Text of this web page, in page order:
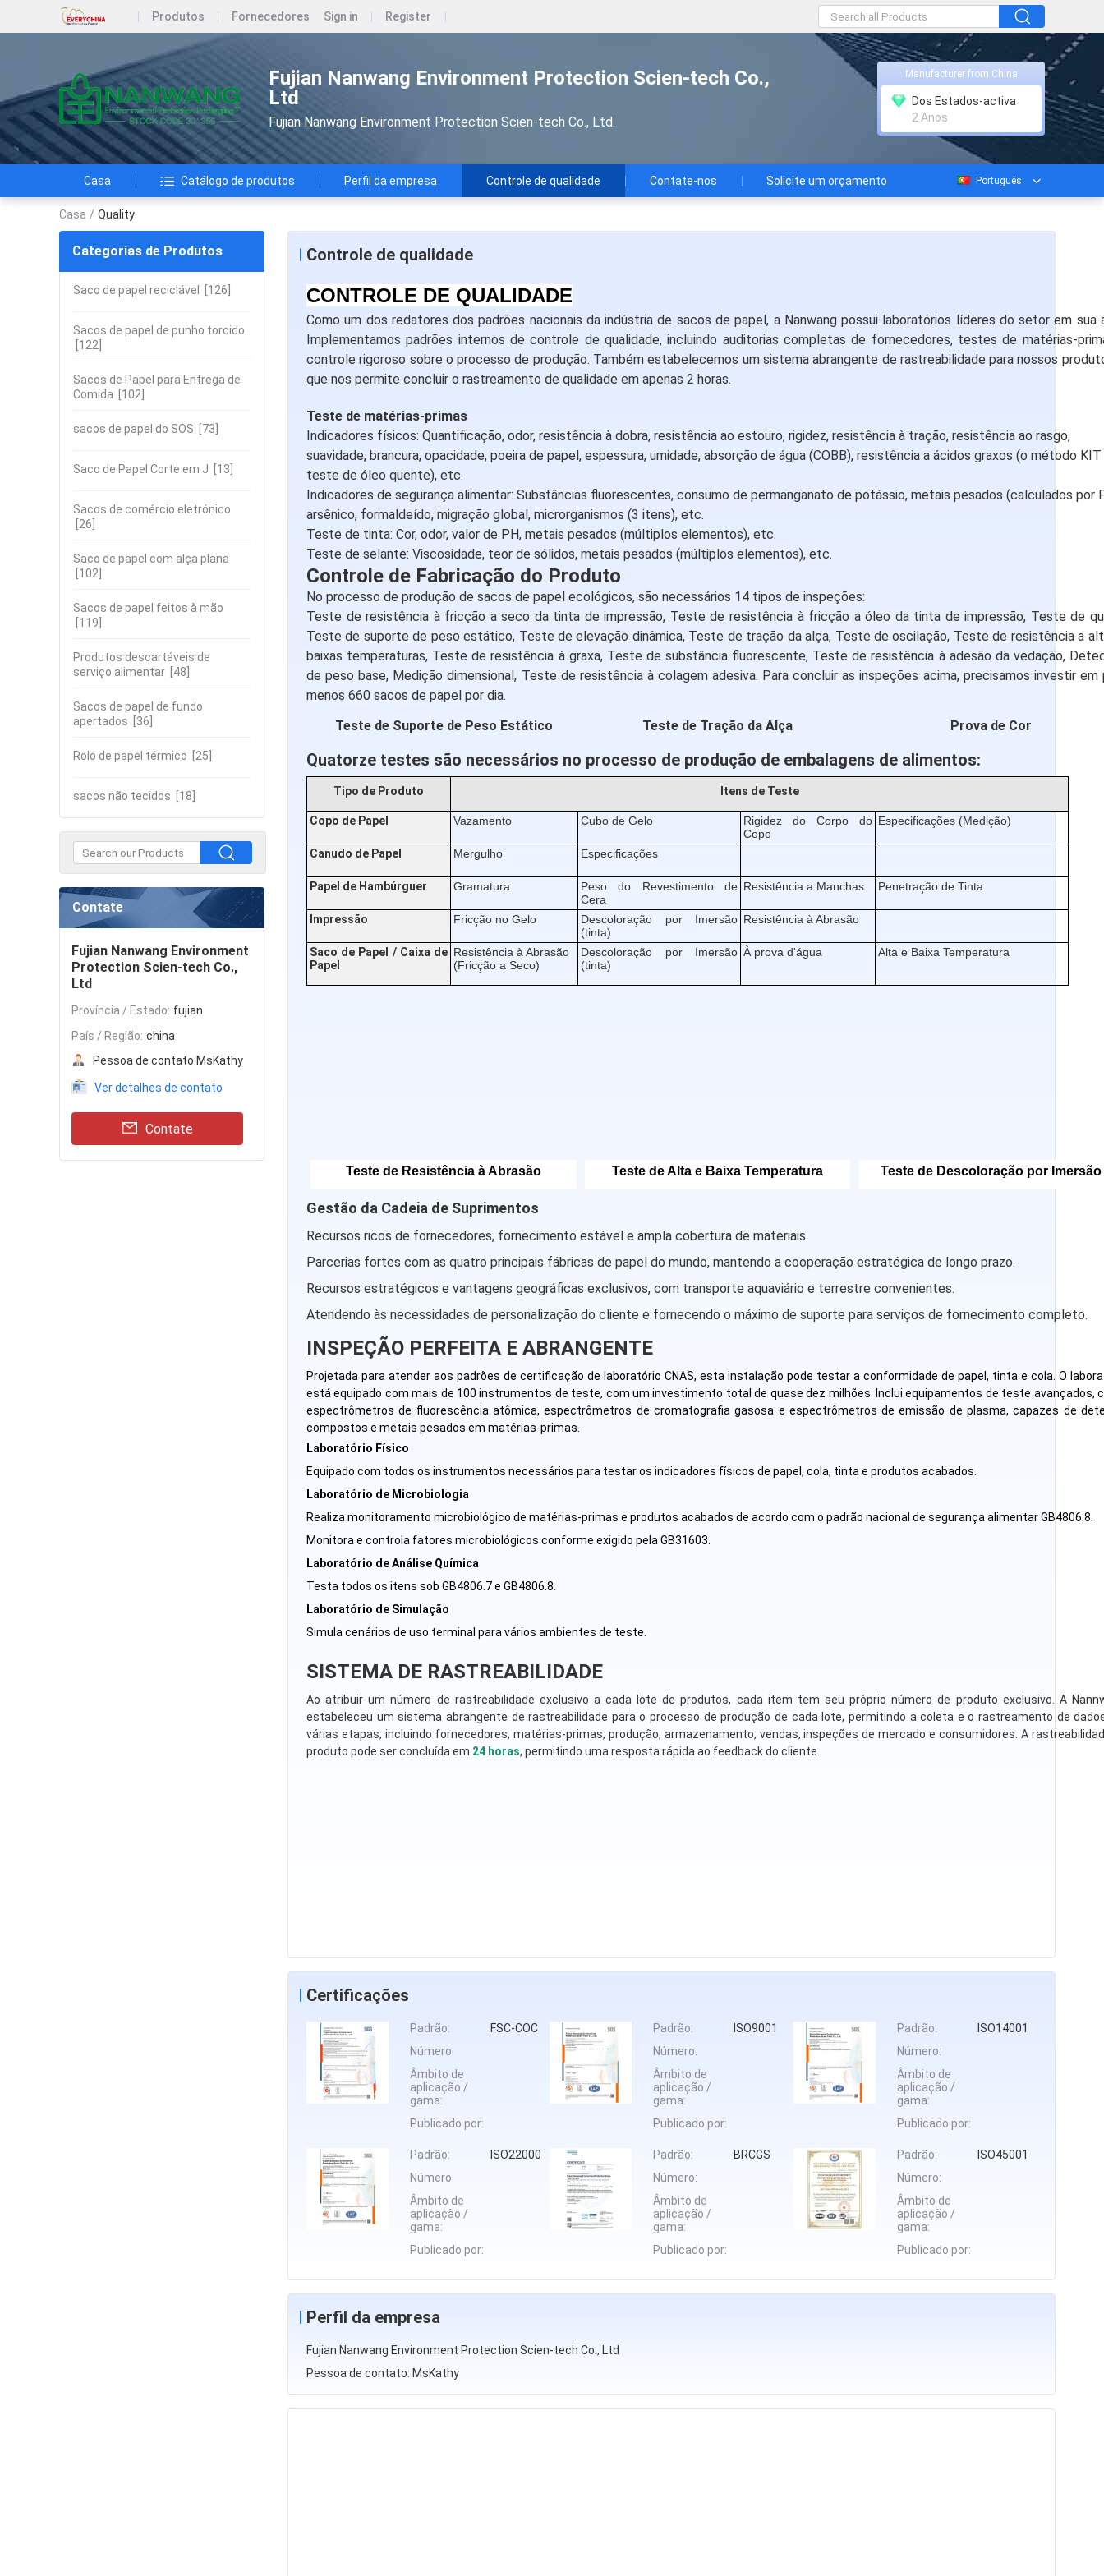
Produtos Fornecedores Sign in Register
Fujian Nanwang Environment Protection Scien-tech Co.,
Ltd
Fujian Nanwang Environment Protection Scien-tech Co., Ltd.
Manufacturer from China
Dos Estados-activa
2 Anos
Casa Catálogo de produtos Perfil da empresa Controle de qualidade Contate-nos Solicite um orçamento Português
Casa / Quality
Categorias de Produtos
Saco de papel reciclável [126]
Sacos de papel de punho torcido
[122]
Sacos de Papel para Entrega de
Comida [102]
sacos de papel do SOS [73]
Saco de Papel Corte em J [13]
Sacos de comércio eletrónico
[26]
Saco de papel com alça plana
[102]
Sacos de papel feitos à mão
[119]
Produtos descartáveis de
serviço alimentar [48]
Sacos de papel de fundo
apertados [36]
Rolo de papel térmico [25]
sacos não tecidos [18]
Contate
Fujian Nanwang Environment
Protection Scien-tech Co.,
Ltd
Província / Estado: fujian
País / Região: china
Pessoa de contato:MsKathy
Ver detalhes de contato
Contate
Controle de qualidade
CONTROLE DE QUALIDADE
Como um dos redatores dos padrões nacionais da indústria de sacos de papel, a Nanwang possui laboratórios líderes do setor em sua
Implementamos padrões internos de controle de qualidade, incluindo auditorias completas de fornecedores, testes de matérias-
controle rigoroso sobre o processo de produção. Também estabelecemos um sistema abrangente de rastreabilidade para nossos
que nos permite concluir o rastreamento de qualidade em apenas 2 horas.
Teste de matérias-primas
Indicadores físicos: Quantificação, odor, resistência à dobra, resistência ao estouro, rigidez, resistência à tração, resistência ao rasgo,
suavidade, brancura, opacidade, poeira de papel, espessura, umidade, absorção de água (COBB), resistência a ácidos graxos (o método
teste de óleo quente), etc.
Indicadores de segurança alimentar: Substâncias fluorescentes, consumo de permanganato de potássio, metais pesados (calculados por
arsênico, formaldeído, migração global, microrganismos (3 itens), etc.
Teste de tinta: Cor, odor, valor de PH, metais pesados (múltiplos elementos), etc.
Teste de selante: Viscosidade, teor de sólidos, metais pesados (múltiplos elementos), etc.
Controle de Fabricação do Produto
No processo de produção de sacos de papel ecológicos, são necessários 14 tipos de inspeções:
Teste de resistência à fricção a seco da tinta de impressão, Teste de resistência à fricção a óleo da tinta de impressão, Teste de
Teste de suporte de peso estático, Teste de elevação dinâmica, Teste de tração da alça, Teste de oscilação, Teste de resistência a
baixas temperaturas, Teste de resistência à graxa, Teste de substância fluorescente, Teste de resistência à adesão da vedação,
de peso base, Medição dimensional, Teste de resistência à colagem adesiva. Para concluir as inspeções acima, precisamos investir em
menos 660 sacos de papel por dia.
Teste de Suporte de Peso Estático
Teste de Tração da Alça Prova de Cor
Quatorze testes são necessários no processo de produção de embalagens de alimentos:
Tipo de Produto Itens de Teste
Copo de Papel Vazamento Cubo de Gelo
Rigidez do Corpo do
Copo
Especificações (Medição)
Canudo de Papel Mergulho Especificações
Papel de Hambúrguer Gramatura
Peso do Revestimento de
Cera
Resistência a Manchas Penetração de Tinta
Impressão Fricção no Gelo
Descoloração por Imersão
(tinta)
Resistência à Abrasão
Saco de Papel / Caixa de
Papel
Resistência à Abrasão
(Fricção a Seco)
Descoloração por Imersão
(tinta)
À prova d'água Alta e Baixa Temperatura
Teste de Resistência à Abrasão Teste de Alta e Baixa Temperatura Teste de Descoloração por Imersão
Gestão da Cadeia de Suprimentos
Recursos ricos de fornecedores, fornecimento estável e ampla cobertura de materiais.
Parcerias fortes com as quatro principais fábricas de papel do mundo, mantendo a cooperação estratégica de longo prazo.
Recursos estratégicos e vantagens geográficas exclusivos, com transporte aquaviário e terrestre convenientes.
Atendendo às necessidades de personalização do cliente e fornecendo o máximo de suporte para serviços de fornecimento completo.
INSPEÇÃO PERFEITA E ABRANGENTE
Projetada para atender aos padrões de certificação de laboratório CNAS, esta instalação pode testar a conformidade de papel, tinta e cola. O
está equipado com mais de 100 instrumentos de teste, com um investimento total de quase dez milhões. Inclui equipamentos de teste avançados,
espectrômetros de fluorescência atômica, espectrômetros de cromatografia gasosa e espectrômetros de emissão de plasma, capazes de
compostos e metais pesados em matérias-primas.
Laboratório Físico
Equipado com todos os instrumentos necessários para testar os indicadores físicos de papel, cola, tinta e produtos acabados.
Laboratório de Microbiologia
Realiza monitoramento microbiológico de matérias-primas e produtos acabados de acordo com o padrão nacional de segurança alimentar GB4806.8.
Monitora e controla fatores microbiológicos conforme exigido pela GB31603.
Laboratório de Análise Química
Testa todos os itens sob GB4806.7 e GB4806.8.
Laboratório de Simulação
Simula cenários de uso terminal para vários ambientes de teste.
SISTEMA DE RASTREABILIDADE
Ao atribuir um número de rastreabilidade exclusivo a cada lote de produtos, cada item tem seu próprio número de produto exclusivo. A
estabeleceu um sistema abrangente de rastreabilidade para o processo de produção de cada lote, permitindo a coleta e o rastreamento de
várias etapas, incluindo fornecedores, matérias-primas, produção, armazenamento, vendas, inspeções de mercado e consumidores. A
produto pode ser concluída em 24 horas, permitindo uma resposta rápida ao feedback do cliente.
Certificações
Padrão:
FSC-COC
Número:
Âmbito de
aplicação /
gama:
Publicado por:
Padrão:
ISO9001
Número:
Âmbito de
aplicação /
gama:
Publicado por:
Padrão:
ISO14001
Número:
Âmbito de
aplicação /
gama:
Publicado por:
Padrão:
ISO22000
Número:
Âmbito de
aplicação /
gama:
Publicado por:
Padrão:
BRCGS
Número:
Âmbito de
aplicação /
gama:
Publicado por:
Padrão:
ISO45001
Número:
Âmbito de
aplicação /
gama:
Publicado por:
Perfil da empresa
Fujian Nanwang Environment Protection Scien-tech Co., Ltd
Pessoa de contato: MsKathy